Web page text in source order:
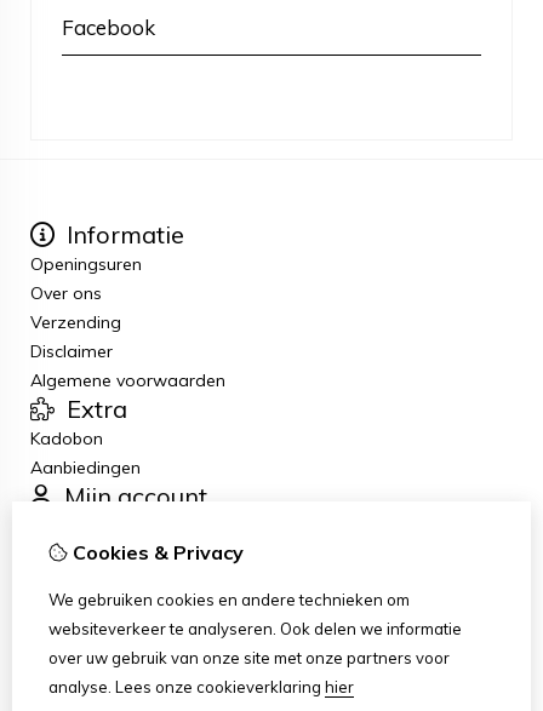
Facebook
Informatie
Openingsuren
Over ons
Verzending
Disclaimer
Algemene voorwaarden
Extra
Kadobon
Aanbiedingen
Mijn account
Bestelhistorie
Nieuwsbrief
Klantenservice
Contact
Sitemap
Cookies & Privacy
We gebruiken cookies en andere technieken om
websiteverkeer te analyseren. Ook delen we informatie
over uw gebruik van onze site met onze partners voor
analyse. Lees onze cookieverklaring hier